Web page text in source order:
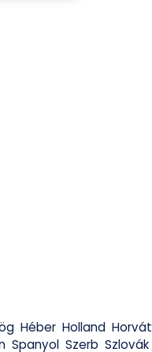
Héber Holland Horvát
Spanyol Szerb Szlovák